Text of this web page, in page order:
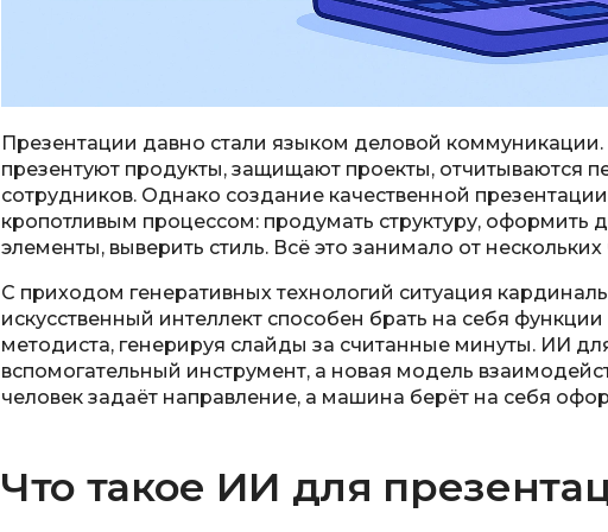
Презентации давно стали языком деловой
презентуют продукты, защищают проекты, отчитываются
сотрудников. Однако создание качественной
кропотливым процессом: продумать структуру, оформить
элементы, выверить стиль. Всё это занимало от
С приходом генеративных технологий ситуация
искусственный интеллект способен брать на себя
методиста, генерируя слайды за считанные минуты. ИИ
вспомогательный инструмент, а новая модель
человек задаёт направление, а машина берёт на себя
Что такое ИИ для